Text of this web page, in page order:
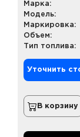
Марка:
Модель:
Маркировка:
Объем:
Тип топлива:
Уточнить
В корзину